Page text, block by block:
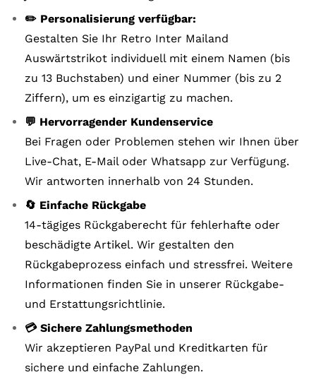
✏️ Personalisierung verfügbar:
Gestalten Sie Ihr Retro Inter Mailand
Auswärtstrikot individuell mit einem Namen (bis
zu 13 Buchstaben) und einer Nummer (bis zu 2
Ziffern), um es einzigartig zu machen.
💬 Hervorragender Kundenservice
Bei Fragen oder Problemen stehen wir Ihnen über
Live-Chat, E-Mail oder Whatsapp zur Verfügung.
Wir antworten innerhalb von 24 Stunden.
🔄 Einfache Rückgabe
14-tägiges Rückgaberecht für fehlerhafte oder
beschädigte Artikel. Wir gestalten den
Rückgabeprozess einfach und stressfrei. Weitere
Informationen finden Sie in unserer Rückgabe-
und Erstattungsrichtlinie.
💳 Sichere Zahlungsmethoden
Wir akzeptieren PayPal und Kreditkarten für
sichere und einfache Zahlungen.